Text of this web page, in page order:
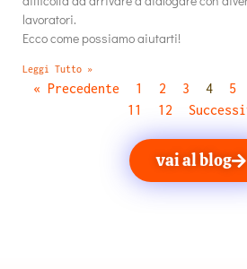
lavoratori.
Ecco come possiamo aiutarti!
Leggi Tutto »
« Precedente 1 2 3 4 5
11
12
vai al blog